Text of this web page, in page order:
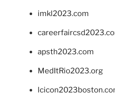
imkl2023.com
apsth2023.com
MedItRio2023.org